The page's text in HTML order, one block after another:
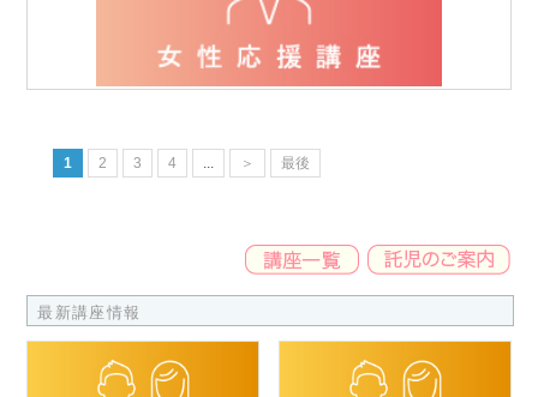
1 2 3 4 ... ＞ 最後
最新講座情報